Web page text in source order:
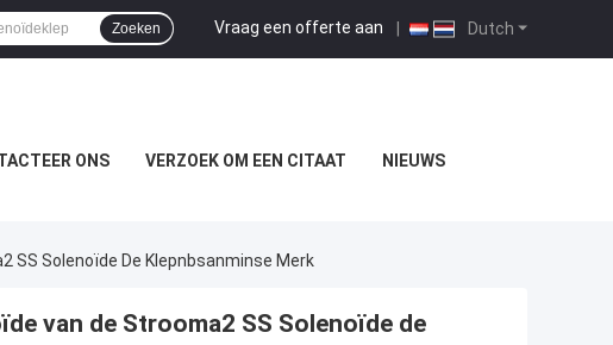
Dutch
Vraag een offerte aan |
Zoeken
ONS VERZOEK OM EEN CITAAT NIEUWS
SS Solenoïde De Klepnbsanminse Merk
van de Strooma2 SS Solenoïde de